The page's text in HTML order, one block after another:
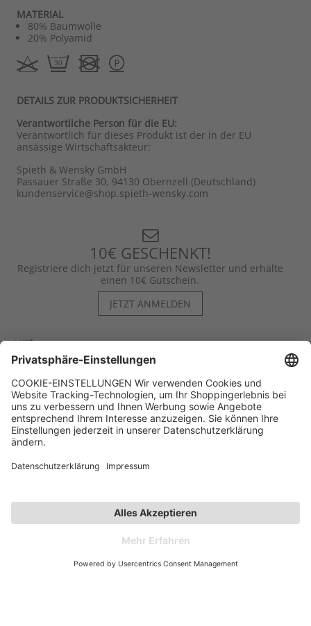
MATERIAL
80% Baumwolle
20% Polyamid
DETAILS ZUR PRODUKTSICHERHEIT
Verantwortliche Person für die EU:
Verantwortlich für dieses Produkt ist der in der EU
ansässige Wirtschaftsakteur:
Spieth & Wensky GmbH
Passauer Straße 30, 94130 Obernzell (Deutschland)
kundenservice@shop.spieth-wensky.com
10€ GESCHENKT!
Registriere dich jetzt für unseren Newsletter und erhalte
einen 10€ Gutschein.
JETZT ANMELDEN
Hilfe
Kontakt
Kategorien
Affiliate-Partner­programm